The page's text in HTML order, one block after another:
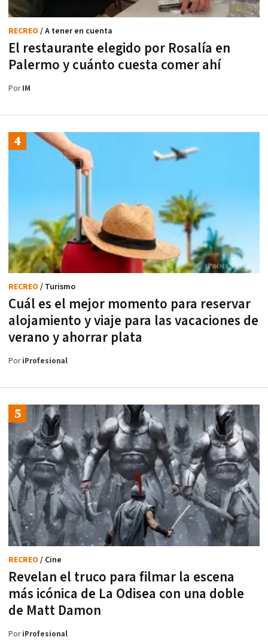
El restaurante elegido por Rosalía en
Palermo y cuánto cuesta comer ahí
RECREO / A tener en cuenta
PorIM
Cuál es el mejor momento para reservar
alojamiento y viaje para las vacaciones de
verano y ahorrar plata
RECREO / Turismo
PoriProfesional
Revelan el truco para filmar la escena
más icónica de La Odisea con una doble
de Matt Damon
RECREO / Cine
PoriProfesional